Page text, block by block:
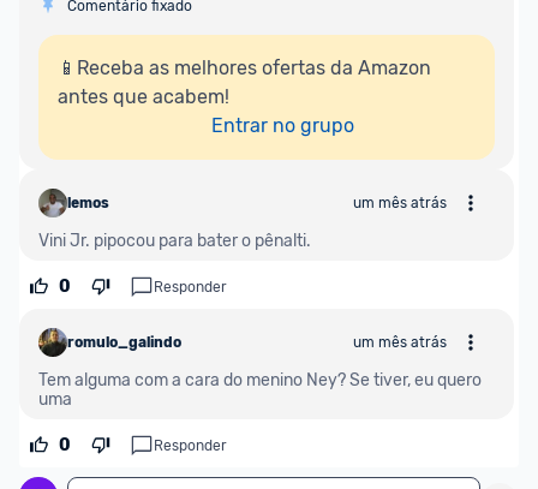
Comentário fixado
📱Receba as melhores ofertas da Amazon
antes que acabem!
Entrar no grupo
lemos um mês atrás
Vini Jr. pipocou para bater o pênalti.
0 Responder
romulo_galindo um mês atrás
Tem alguma com a cara do menino Ney? Se tiver, eu quero
uma
0 Responder